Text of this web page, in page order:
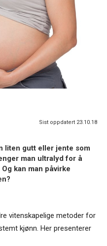
Sist oppdatert 23.10.18
liten gutt eller jente som
man ultralyd for å
kan man påvirke
vitenskapelige metoder for
kjønn. Her presenterer